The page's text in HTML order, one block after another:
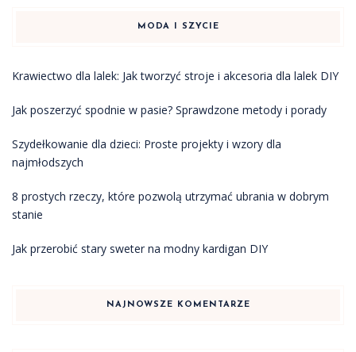
MODA I SZYCIE
Krawiectwo dla lalek: Jak tworzyć stroje i akcesoria dla lalek DIY
Jak poszerzyć spodnie w pasie? Sprawdzone metody i porady
Szydełkowanie dla dzieci: Proste projekty i wzory dla
najmłodszych
8 prostych rzeczy, które pozwolą utrzymać ubrania w dobrym
stanie
Jak przerobić stary sweter na modny kardigan DIY
NAJNOWSZE KOMENTARZE